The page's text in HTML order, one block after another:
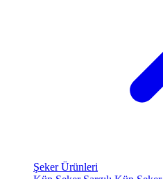
Şeker Ürünleri